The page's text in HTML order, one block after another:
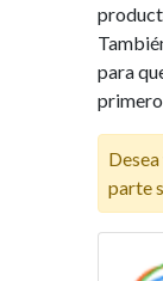
para
parte